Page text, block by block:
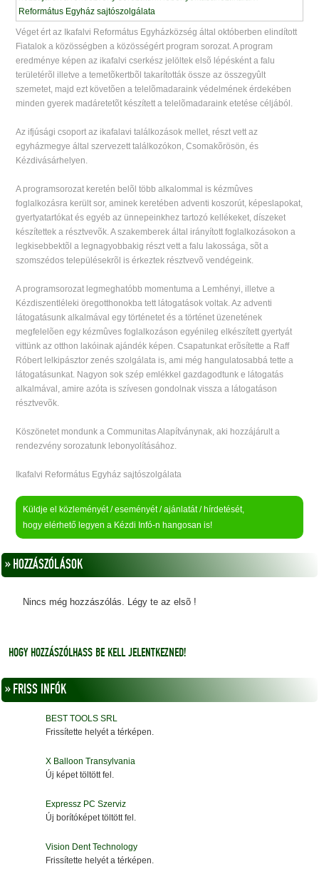
Véget ért az Ikafalvi Református Egyházközség által októberben elindított
Fiatalok a közösségben a közösségért program sorozat. A program
eredménye képen az ikafalvi cserkész jelöltek elsõ lépésként a falu
területérõl illetve a temetõkertbõl takarították össze az összegyûlt
szemetet, majd ezt követõen a telelõmadaraink védelmének érdekében
minden gyerek madáretetõt készített a telelõmadaraink etetése céljából.
Az ifjúsági csoport az ikafalavi találkozások mellet, részt vett az
egyházmegye által szervezett találkozókon, Csomakõrösön, és
Kézdivásárhelyen.
A programsorozat keretén belõl több alkalommal is kézmûves
foglalkozásra került sor, aminek keretében adventi koszorút, képeslapokat,
gyertyatartókat és egyéb az ünnepeinkhez tartozó kellékeket, díszeket
készítettek a résztvevõk. A szakemberek által irányított foglalkozásokon a
legkisebbektõl a legnagyobbakig részt vett a falu lakossága, sõt a
szomszédos településekrõl is érkeztek résztvevõ vendégeink.
A programsorozat legmeghatóbb momentuma a Lemhényi, illetve a
Kézdiszentléleki öregotthonokba tett látogatások voltak. Az adventi
látogatásunk alkalmával egy történetet és a történet üzenetének
megfelelõen egy kézmûves foglalkozáson egyénileg elkészített gyertyát
vittünk az otthon lakóinak ajándék képen. Csapatunkat erõsítette a Raff
Róbert lelkipásztor zenés szolgálata is, ami még hangulatosabbá tette a
látogatásunkat. Nagyon sok szép emlékkel gazdagodtunk e látogatás
alkalmával, amire azóta is szívesen gondolnak vissza a látogatáson
résztvevõk.
Köszönetet mondunk a Communitas Alapítványnak, aki hozzájárult a
rendezvény sorozatunk lebonyolításához.
Ikafalvi Református Egyház sajtószolgálata
Küldje el közleményét / eseményét / ajánlatát / hírdetését,
hogy elérhető legyen a Kézdi Infó-n hangosan is!
» HOZZÁSZÓLÁSOK
Nincs még hozzászólás. Légy te az elsõ !
HOGY HOZZÁSZÓLHASS BE KELL JELENTKEZNED!
» FRISS INFÓK
BEST TOOLS SRL
Frissítette helyét a térképen.
X Balloon Transylvania
Új képet töltött fel.
Expressz PC Szerviz
Új borítóképet töltött fel.
Vision Dent Technology
Frissítette helyét a térképen.